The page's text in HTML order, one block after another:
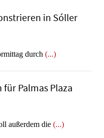
in Sóller
durch (...)
Palmas Plaza
außerdem die (...)